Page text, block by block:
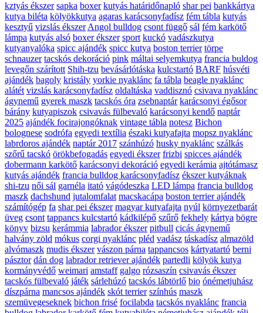
kztyás ékszer sapka boxer kutyás határidőnapló shar pei bankkártya
kutya biléta kölyökkutya agaras karácsonyfadísz fém tábla kutyás
kesztyű vizslás ékszer Angol bulldog csont függő sál fém karkötő
lámpa kutyás alsó boxer ékszer sport kuckó vadászkutya
kutyanyalóka spicc ajándék spicc kutya boston terrier törpe
schnauzer tacskós dekoráció pink máltai selyemkutya francia buldog
levegőn szárított Shih-tzu bevásárlótáska kulcstartó BARF húsvéti
ajándék bagoly kristály yorkie nyaklánc fa tábla beagle nyaklánc
alátét vizslás karácsonyfadísz oldaltáska vaddisznó csivava nyaklánc
ágynemű gyerek maszk tacskós óra zsebnaptár karácsonyi égősor
bárány kutyapiszok csivavás fülbevaló karácsonyi kendő naptár
2025 ajándék focirajongóknak vintage tábla notesz Bichon
bolognese sodrófa egyedi textília északi kutyafajta mopsz nyaklánc
labrdoros ajándék naptár 2017 szánhúzó husky nyaklánc szálkás
szőrű tacskó örökbefogadás egyedi ékszer frizbi spicces ajándék
dobermann karkötő karácsonyi dekoráció egyedi kerámia ajtótámasz
kutyás ajándék francia bulldog karácsonyfadísz ékszer kutyáknak
shi-tzu női sál garnéla itató vágódeszka LED lámpa francia bulldog
maszk dachshund jutalomfalat macskacápa boston terrier ajándék
számítógép fa shar pei ékszer magyar kutyafajta nyúl környezetbarát
üveg csont tappancs kulcstartó kádkilépő szűrő fekhely kártya bögre
könyv bizsu kerámmia labrador ékszer pitbull cicás ágynemű
halvány zöld mókus corgi nyaklánc pléd vadász táskadísz almazöld
alvómaszk mudis ékszer vászon párna tappancsos kártyatartó berni
pásztor dán dog labrador retriever ajándék partedli kölyök kutya
kormányvédő weimari amstaff galgo rózsaszín csivavás ékszer
tacskós fülbevaló játék sárlehúzó tacskós lábtörlő bio ónémetjuhász
díszpárna mancsos ajándék skót terrier színhús maszk
szemüvegeseknek bichon frisé focilabda tacskós nyaklánc francia